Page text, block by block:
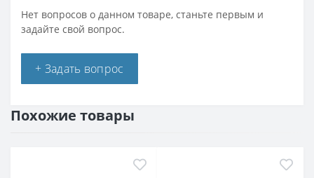
Нет вопросов о данном товаре, станьте первым и
задайте свой вопрос.
+ Задать вопрос
Похожие товары